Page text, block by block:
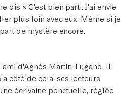
dis « C'est bien parti. J'ai envie
plus loin avec eux. Même si je
de mystère encore.
ami d'Agnès Martin-Lugand. Il
côté de cela, ses lecteurs
écrivaine ponctuelle, réglée